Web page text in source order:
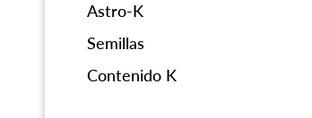
Astro-K
Semillas
Contenido K